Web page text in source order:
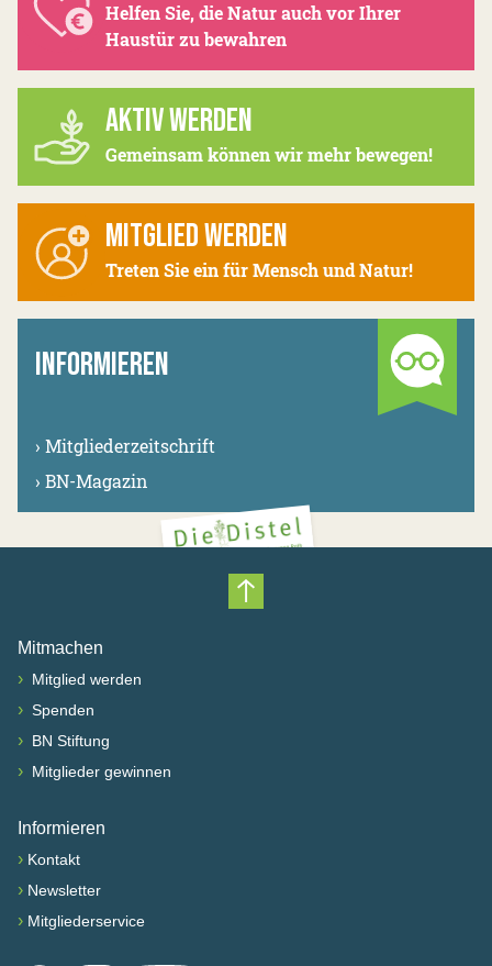
Helfen Sie, die Natur auch vor Ihrer
Haustür zu bewahren
AKTIV WERDEN
Gemeinsam können wir mehr bewegen!
MITGLIED WERDEN
Treten Sie ein für Mensch und Natur!
INFORMIEREN
› Mitgliederzeitschrift
› BN-Magazin
Nach oben scrollen
Mitmachen
› Mitglied werden
› Spenden
› BN Stiftung
› Mitglieder gewinnen
Informieren
› Kontakt
› Newsletter
› Mitgliederservice